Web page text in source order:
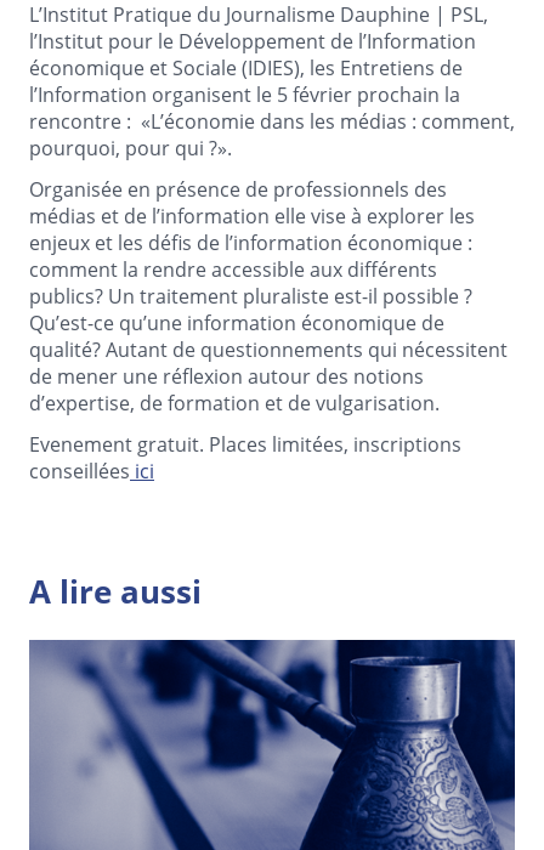
L’Institut Pratique du Journalisme Dauphine | PSL,
l’Institut pour le Développement de l’Information
économique et Sociale (IDIES), les Entretiens de
l’Information organisent le 5 février prochain la
rencontre : «L’économie dans les médias : comment,
pourquoi, pour qui ?».
Organisée en présence de professionnels des
médias et de l’information elle vise à explorer les
enjeux et les défis de l’information économique :
comment la rendre accessible aux différents
publics? Un traitement pluraliste est-il possible ?
Qu’est-ce qu’une information économique de
qualité? Autant de questionnements qui nécessitent
de mener une réflexion autour des notions
d’expertise, de formation et de vulgarisation.
Evenement gratuit. Places limitées, inscriptions
conseillées ici
A lire aussi